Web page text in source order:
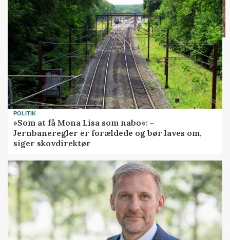
POLITIK
»Som at få Mona Lisa som nabo«: -
Jernbaneregler er forældede og bør laves om,
siger skovdirektør